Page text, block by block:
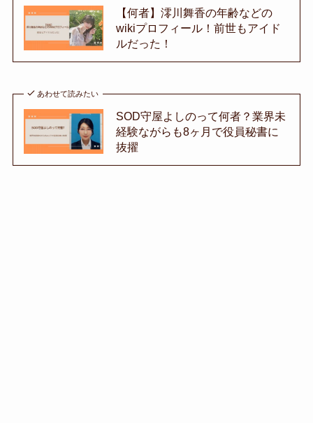
【何者】澪川舞香の年齢などの
wikiプロフィール！前世もアイド
ルだった！
あわせて読みたい
SOD守屋よしのって何者？業界未
経験ながらも8ヶ月で役員秘書に
抜擢